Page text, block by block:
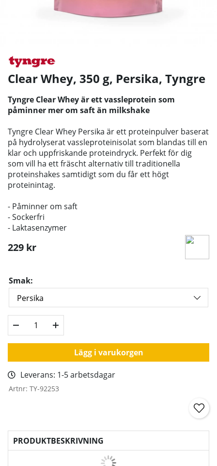
Clear Whey, 350 g, Persika, Tyngre
Tyngre Clear Whey är ett vassleprotein som
påminner mer om saft än milkshake
Tyngre Clear Whey Persika är ett proteinpulver baserat
på hydrolyserat vassleproteinisolat som blandas till en
klar och uppfriskande proteindryck. Perfekt för dig
som vill ha ett fräscht alternativ till traditionella
proteinshakes samtidigt som du får ett högt
proteinintag.
- Påminner om saft
- Sockerfri
- Laktasenzymer
229 kr
Smak:
Lägg i varukorgen
Leverans: 1-5 arbetsdagar
Artnr: TY-92253
PRODUKTBESKRIVNING